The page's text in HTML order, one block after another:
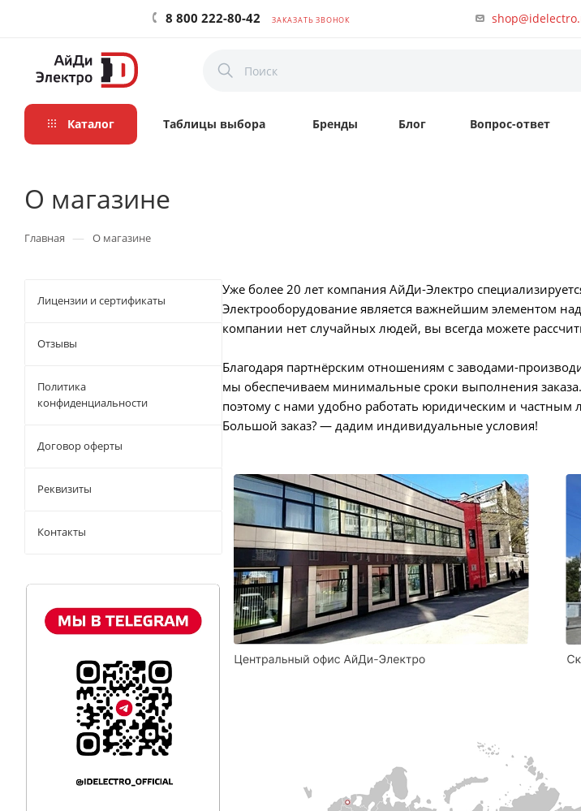
8 800 222-80-42 ЗАКАЗАТЬ ЗВОНОК
Каталог Таблицы выбора Бренды Блог Вопрос-ответ
О магазине
Главная — О магазине
Уже более 20 лет компания АйДи-Электро
Электрооборудование является важнейшим элементом
компании нет случайных людей, вы всегда можете
Благодаря партнёрским отношениям с заводами-
мы обеспечиваем минимальные сроки выполнения
поэтому с нами удобно работать юридическим и частным
Большой заказ? — дадим индивидуальные условия!
Лицензии и сертификаты
Отзывы
Политика
конфиденциальности
Договор оферты
Реквизиты
Контакты